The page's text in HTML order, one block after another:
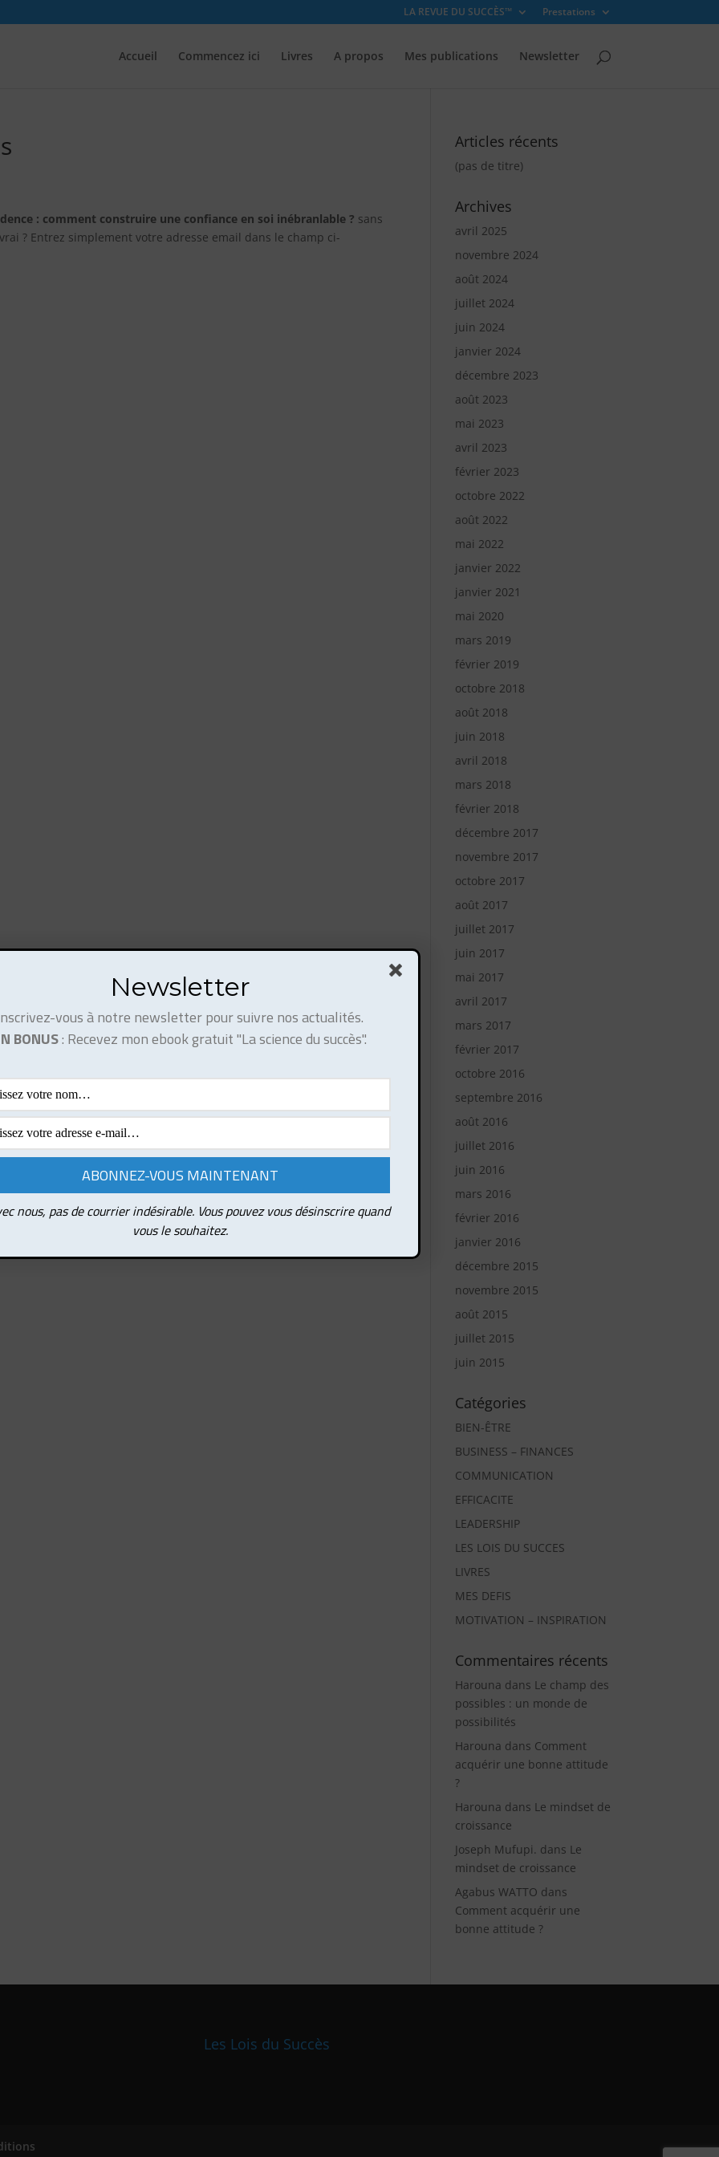
LA REVUE DU SUCCÈS™ Prestations
Accueil Commencez ici Livres A propos Mes publications Newsletter
: comment construire une confiance en soi inébranlable ? sans
? Entrez simplement votre adresse email dans le champ ci-
Articles récents
(pas de titre)
Archives
avril 2025
novembre 2024
août 2024
juillet 2024
juin 2024
janvier 2024
décembre 2023
août 2023
mai 2023
avril 2023
février 2023
octobre 2022
août 2022
mai 2022
janvier 2022
janvier 2021
mai 2020
mars 2019
février 2019
octobre 2018
août 2018
juin 2018
avril 2018
mars 2018
février 2018
décembre 2017
novembre 2017
octobre 2017
août 2017
juillet 2017
juin 2017
mai 2017
avril 2017
mars 2017
février 2017
octobre 2016
septembre 2016
août 2016
juillet 2016
juin 2016
mars 2016
février 2016
janvier 2016
décembre 2015
novembre 2015
août 2015
juillet 2015
juin 2015
Catégories
BIEN-ÊTRE
BUSINESS – FINANCES
COMMUNICATION
EFFICACITE
LEADERSHIP
LES LOIS DU SUCCES
LIVRES
MES DEFIS
MOTIVATION – INSPIRATION
Commentaires récents
Harouna dans Le champ des
possibles : un monde de
possibilités
Harouna dans Comment
acquérir une bonne attitude
?
Harouna dans Le mindset de
croissance
Joseph Mufupi. dans Le
mindset de croissance
Agabus WATTO dans
Comment acquérir une
bonne attitude ?
Les Lois du Succès
Newsletter
vous à notre newsletter pour suivre nos actualités.
BONUS: Recevez mon ebook gratuit "La science du succès".
nous, pas de courrier indésirable. Vous pouvez vous désinscrire quand
vous le souhaitez.